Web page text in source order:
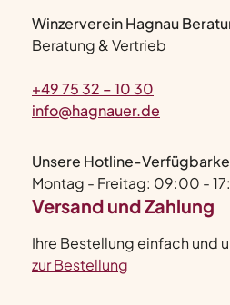
Winzerverein Hagnau
Beratung & Vertrieb
+49 75 32 – 10 30
info@hagnauer.de
Unsere Hotline-
Montag - Freitag: 09:00 -
Versand und Zahlung
Ihre Bestellung einfach und
zur Bestellung